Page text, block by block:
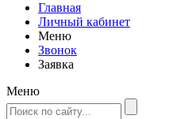
Главная
Личный кабинет
Меню
Звонок
Заявка
Меню